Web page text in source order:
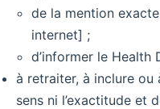
de la mention
internet] ;
d’informer le
à retraiter, à inclure ou
sens ni l’exactitude et